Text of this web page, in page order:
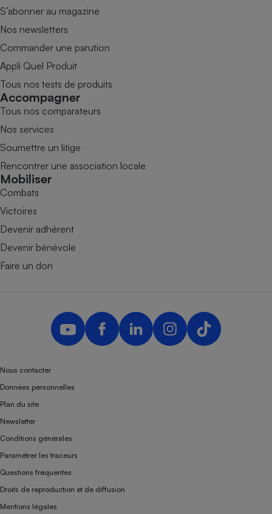
S’abonner au magazine
Nos newsletters
Commander une parution
Appli Quel Produit
Tous nos tests de produits
Accompagner
Tous nos comparateurs
Nos services
Soumettre un litige
Rencontrer une association locale
Mobiliser
Combats
Victoires
Devenir adhérent
Devenir bénévole
Faire un don
Nous contacter
Données personnelles
Plan du site
Newsletter
Conditions générales
Paramétrer les traceurs
Questions fréquentes
Droits de reproduction et de diffusion
Mentions légales